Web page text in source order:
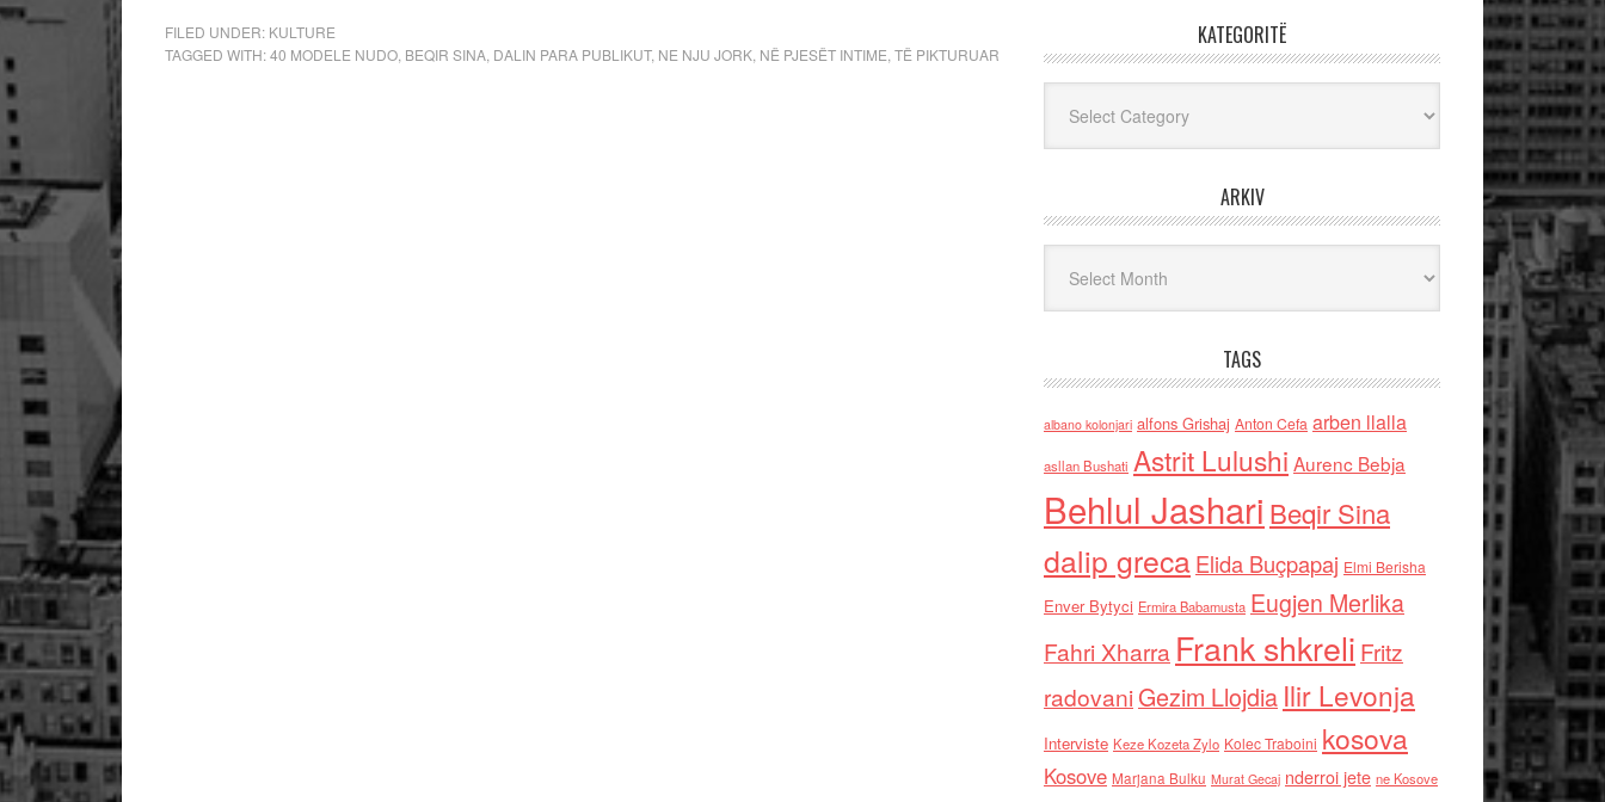
FILED UNDER: KULTURE
TAGGED WITH:40 MODELE NUDO BEQIR SINA DALIN PARA PUBLIKUT, NE NJU JORK NË PJESËT INTIME TË PIKTURUAR
KATEGORITË
ARKIV
TAGS
albano kolonjari alfons Grishaj Anton Cefa arben llalla
asllan Bushati Astrit Lulushi Aurenc Bebja
Behlul Jashari Beqir Sina
dalip grecaElida Buçpapaj Elmi Berisha
Enver Bytyci Ermira Babamusta Eugjen Merlika
Fahri Xharra Frank shkreli Fritz
radovaniGezim Llojdia Ilir Levonja
Interviste Keze Kozeta Zylo Kolec Traboini kosova
Kosove Marjana Bulku Murat Gecaj nderroi jete ne Kosove